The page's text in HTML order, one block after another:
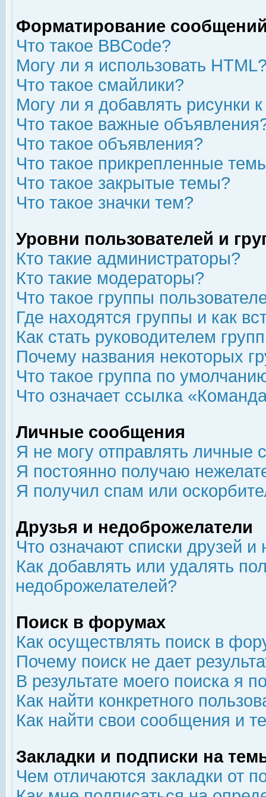
Форматирование
Что такое BBCode?
Могу ли я использовать
Что такое смайлики?
Могу ли я добавлять рисунки
Что такое важные
Что такое объявления?
Что такое прикрепленные
Что такое закрытые темы?
Что такое значки тем?
Уровни пользователей и
Кто такие администраторы?
Кто такие модераторы?
Что такое группы
Где находятся группы и как
Как стать руководителем
Почему названия некоторых
Что такое группа по
Что означает ссылка
Личные сообщения
Я не могу отправлять личные
Я постоянно получаю
Я получил спам или
Друзья и недоброжелатели
Что означают списки друзей
Как добавлять или удалять
недоброжелателей?
Поиск в форумах
Как осуществлять поиск в
Почему поиск не дает
В результате моего поиска я
Как найти конкретного
Как найти свои сообщения и
Закладки и подписки на
Чем отличаются закладки от